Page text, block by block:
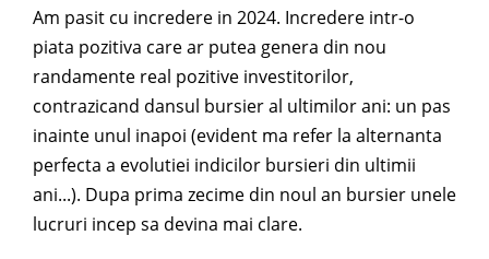
Am pasit cu incredere in 2024. Incredere intr-o
piata pozitiva care ar putea genera din nou
randamente real pozitive investitorilor,
contrazicand dansul bursier al ultimilor ani: un pas
inainte unul inapoi (evident ma refer la alternanta
perfecta a evolutiei indicilor bursieri din ultimii
ani...). Dupa prima zecime din noul an bursier unele
lucruri incep sa devina mai clare.